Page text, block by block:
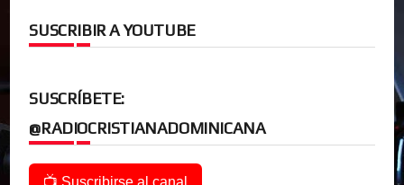
SUSCRIBIR A YOUTUBE
SUSCRÍBETE:
@RADIOCRISTIANADOMINICANA
📺 Suscribirse al canal